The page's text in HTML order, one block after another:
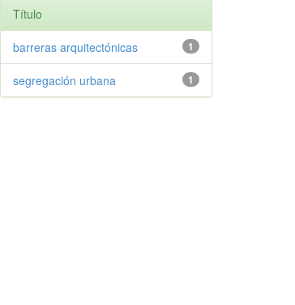
Título
1
barreras arquitectónicas
1
segregación urbana